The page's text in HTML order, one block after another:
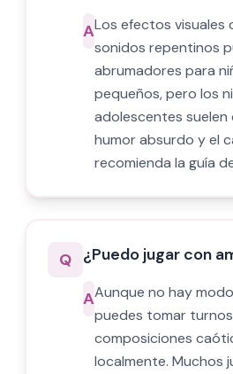
ALos efectos visuales
sonidos repentinos
abrumadores para
pequeños, pero los
adolescentes
humor absurdo y el
recomienda la guía
Q ¿Puedo jugar con
AAunque no hay
puedes tomar
composiciones
localmente. Muchos